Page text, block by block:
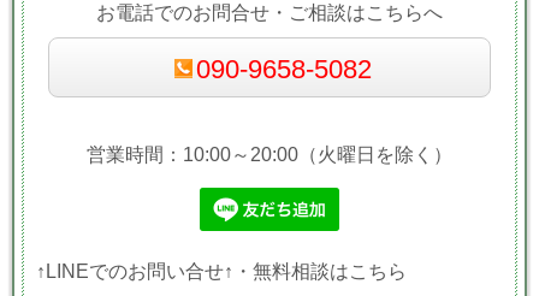
お電話でのお問合せ・ご相談はこちらへ
090-9658-5082
営業時間：10:00～20:00（火曜日を除く）
↑LINEでのお問い合せ↑・無料相談はこちら